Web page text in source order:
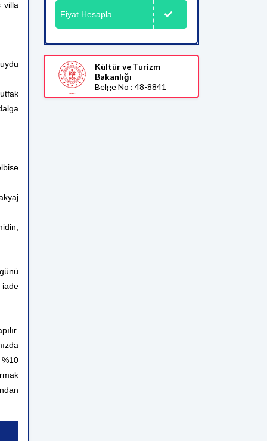
villa
iade
Fiyat Hesapla
Kültür ve Turizm
Bakanlığı
Belge No : 48-8841